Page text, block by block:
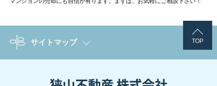
TOP
サイトマップ